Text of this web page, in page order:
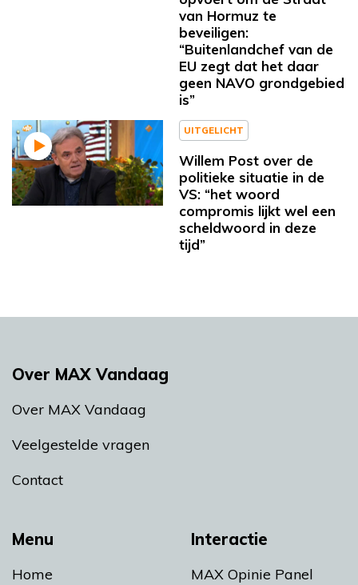
van Hormuz te
beveiligen:
“Buitenlandchef van de
EU zegt dat het daar
geen NAVO grondgebied
is”
UITGELICHT
Willem Post over de
politieke situatie in de
VS: “het woord
compromis lijkt wel een
scheldwoord in deze
tijd”
Menu
Home
Interactie
MAX Opinie Panel
Over MAX Vandaag
Over MAX Vandaag
Veelgestelde vragen
Contact